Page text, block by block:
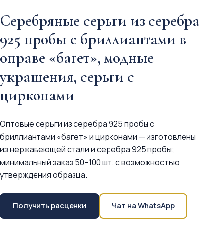
Серебряные серьги из серебра
925 пробы с бриллиантами в
оправе «багет», модные
украшения, серьги с
цирконами
Оптовые серьги из серебра 925 пробы с
бриллиантами «багет» и цирконами — изготовлены
из нержавеющей стали и серебра 925 пробы;
минимальный заказ 50–100 шт. с возможностью
утверждения образца.
Получить расценки Чат на WhatsApp